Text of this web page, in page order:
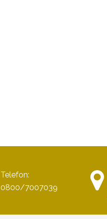
Telefon:
0800/7007039